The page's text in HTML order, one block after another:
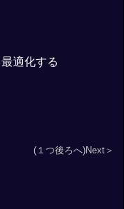
適化する
(１つ後ろへ)Next＞